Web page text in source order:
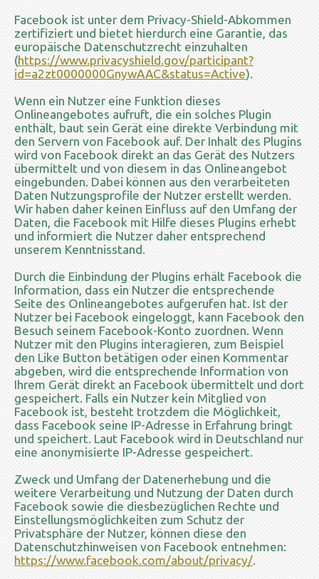
Facebook ist unter dem Privacy-Shield-Abkommen
zertifiziert und bietet hierdurch eine Garantie, das
europäische Datenschutzrecht einzuhalten
(https://www.privacyshield.gov/participant?
id=a2zt0000000GnywAAC&status=Active).
Wenn ein Nutzer eine Funktion dieses
Onlineangebotes aufruft, die ein solches Plugin
enthält, baut sein Gerät eine direkte Verbindung mit
den Servern von Facebook auf. Der Inhalt des Plugins
wird von Facebook direkt an das Gerät des Nutzers
übermittelt und von diesem in das Onlineangebot
eingebunden. Dabei können aus den verarbeiteten
Daten Nutzungsprofile der Nutzer erstellt werden.
Wir haben daher keinen Einfluss auf den Umfang der
Daten, die Facebook mit Hilfe dieses Plugins erhebt
und informiert die Nutzer daher entsprechend
unserem Kenntnisstand.
Durch die Einbindung der Plugins erhält Facebook die
Information, dass ein Nutzer die entsprechende
Seite des Onlineangebotes aufgerufen hat. Ist der
Nutzer bei Facebook eingeloggt, kann Facebook den
Besuch seinem Facebook-Konto zuordnen. Wenn
Nutzer mit den Plugins interagieren, zum Beispiel
den Like Button betätigen oder einen Kommentar
abgeben, wird die entsprechende Information von
Ihrem Gerät direkt an Facebook übermittelt und dort
gespeichert. Falls ein Nutzer kein Mitglied von
Facebook ist, besteht trotzdem die Möglichkeit,
dass Facebook seine IP-Adresse in Erfahrung bringt
und speichert. Laut Facebook wird in Deutschland nur
eine anonymisierte IP-Adresse gespeichert.
Zweck und Umfang der Datenerhebung und die
weitere Verarbeitung und Nutzung der Daten durch
Facebook sowie die diesbezüglichen Rechte und
Einstellungsmöglichkeiten zum Schutz der
Privatsphäre der Nutzer, können diese den
Datenschutzhinweisen von Facebook entnehmen:
https://www.facebook.com/about/privacy/